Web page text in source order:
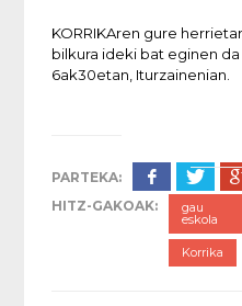
KORRIKAren gure
bilkura ideki bat eginen
6ak30etan, Iturzainenian.
PARTEKA:
HITZ-GAKOAK:
gau
eskola
Korrika